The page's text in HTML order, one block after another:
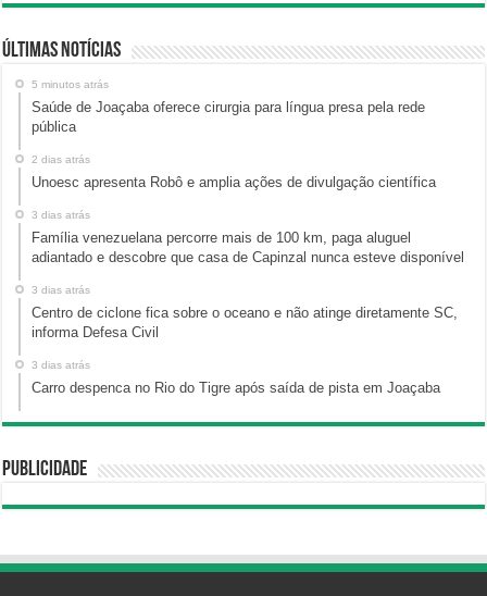
Últimas Notícias
5 minutos atrás
Saúde de Joaçaba oferece cirurgia para língua presa pela rede
pública
2 dias atrás
Unoesc apresenta Robô e amplia ações de divulgação científica
3 dias atrás
Família venezuelana percorre mais de 100 km, paga aluguel
adiantado e descobre que casa de Capinzal nunca esteve disponível
3 dias atrás
Centro de ciclone fica sobre o oceano e não atinge diretamente SC,
informa Defesa Civil
3 dias atrás
Carro despenca no Rio do Tigre após saída de pista em Joaçaba
Publicidade